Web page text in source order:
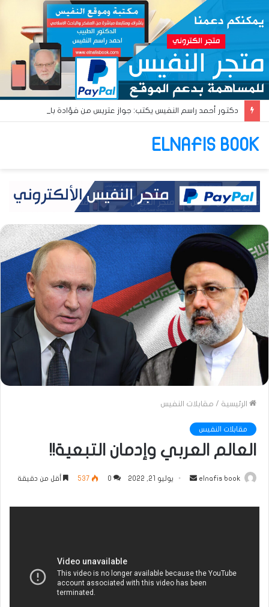
ELNAFIS BOOK
الرئيسية / مقابلات النفيس
مقابلات النفيس
العالم العربي وإدمان التبعية!!
elnafis book
أرسل
إلكترونيا
يوليو 21, 2022 0
537 أقل من دقيقة